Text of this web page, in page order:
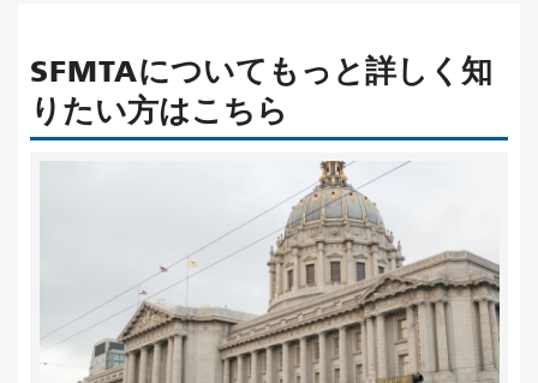
SFMTAについてもっと詳しく知
りたい方はこちら